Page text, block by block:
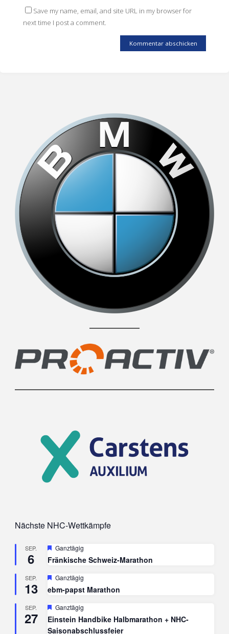
Save my name, email, and site URL in my browser for
next time I post a comment.
Nächste NHC-Wettkämpfe
SEP.
6
Hervorgehoben
Ganztägig
Fränkische Schweiz-Marathon
SEP.
13
Hervorgehoben
Ganztägig
ebm-papst Marathon
SEP.
27
Hervorgehoben
Ganztägig
Einstein Handbike Halbmarathon + NHC-
Saisonabschlussfeier